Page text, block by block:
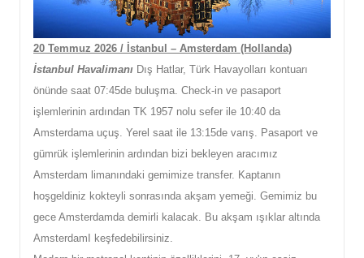
20 Temmuz 2026 / İstanbul – Amsterdam (Hollanda)
İstanbul Havalimanı Dış Hatlar, Türk Havayolları kontuarı
önünde saat 07:45de buluşma. Check-in ve pasaport
işlemlerinin ardından TK 1957 nolu sefer ile 10:40 da
Amsterdama uçuş. Yerel saat ile 13:15de varış. Pasaport ve
gümrük işlemlerinin ardından bizi bekleyen aracımız
Amsterdam limanındaki gemimize transfer. Kaptanın
hoşgeldiniz kokteyli sonrasında akşam yemeği. Gemimiz bu
gece Amsterdamda demirli kalacak. Bu akşam ışıklar altında
AmsterdamI keşfedebilirsiniz.